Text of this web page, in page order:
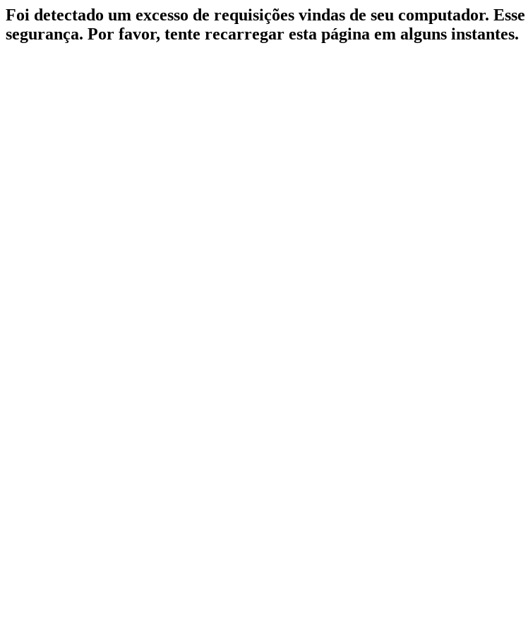
Foi detectado um excesso de requisições vindas de seu computador.
segurança. Por favor, tente recarregar esta página em alguns instantes.